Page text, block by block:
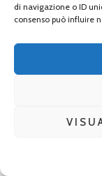
di navigazione o ID
consenso può influire
Duomo si